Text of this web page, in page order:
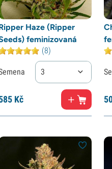
Haze (Ripper
feminizovaná
(8)
3
Kč